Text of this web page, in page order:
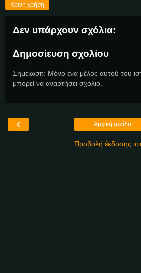
Κοινή χρήση
Δεν υπάρχουν σχόλια:
Δημοσίευση σχολίου
Σημείωση: Μόνο ένα μέλος αυτού του
μπορεί να αναρτήσει σχόλιο.
‹ Αρχική σελίδα
Προβολή έκδοσης